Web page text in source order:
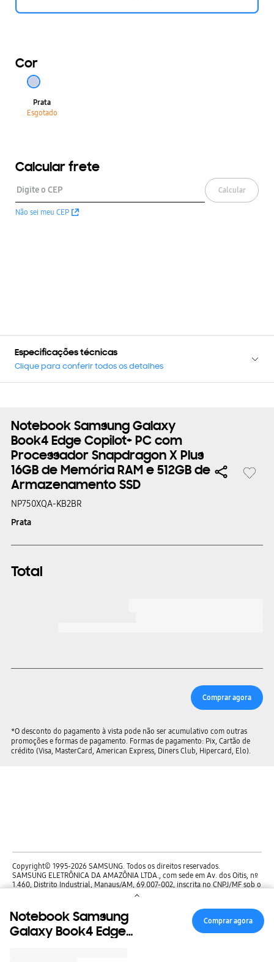
Notebook Samsung
Galaxy Book4 Edge
Comprar agora
Cor
Prata
Esgotado
Calcular frete
Calcular
Não sei meu CEP
Especificações técnicas
Clique para conferir todos os detalhes
Notebook Samsung Galaxy
Book4 Edge Copilot+ PC com
Processador Snapdragon X Plus
16GB de Memória RAM e 512GB de
Armazenamento SSD
NP750XQA-KB2BR
Prata
Total
*O desconto do pagamento à vista pode não ser acumulativo com outras
promoções e formas de pagamento. Formas de pagamento: Pix, Cartão de
crédito (Visa, MasterCard, American Express, Diners Club, Hipercard, Elo).
Comprar agora
Copyright© 1995-2026 SAMSUNG. Todos os direitos reservados.
SAMSUNG ELETRÔNICA DA AMAZÔNIA LTDA., com sede em Av. dos Oitis, nº
1.460, Distrito Industrial, Manaus/AM, 69.007-002, inscrita no CNPJ/MF sob o
ACESSIBILIDADE
SIGA NOS